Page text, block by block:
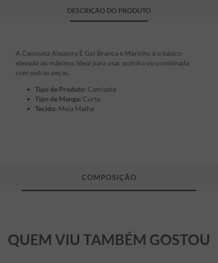
DESCRIÇÃO DO PRODUTO
A Camiseta Aleatory É Gol Branca e Marinho é o básico
elevado ao máximo. Ideal para usar sozinha ou combinada
com outras peças.
Tipo de Produto: Camiseta
Tipo de Manga: Curta
Tecido: Meia Malha
QUEM VIU TAMBÉM GOSTOU